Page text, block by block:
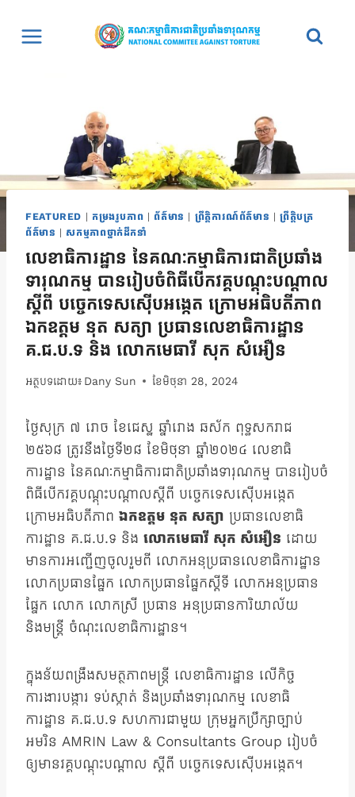
FEATURED | កម្រងរូបភាព | ព័ត៌មាន | ព្រឹត្តិការណ៍ព័ត៌មាន |ព្រឹត្តិបត្រ
ព័ត៌មាន | សកម្មភាពថ្នាក់ដឹកនាំ
លេខាធិការដ្ឋាន នៃគណៈកម្មាធិការជាតិប្រឆាំង
ទារុណកម្ម បានរៀបចំពិធីបើកវគ្គបណ្តុះបណ្តាល
ស្តីពី បច្ចេកទេសស៊ើបអង្កេត ក្រោមអធិបតីភាព
ឯកឧត្តម នុត សត្យា ប្រធានលេខាធិការដ្ឋាន
គ.ជ.ប.ទ និង លោកមេធាវី សុក សំអឿន
អត្ថបទដោយ៖ Dany Sun ខែ​មិថុនា 28, 2024
ថ្ងៃសុក្រ ៧ រោច ខែជេស្ឋ ឆ្នាំរោង ឆស័ក ពុទ្ធសករាជ
២៥៦៨ ត្រូវនឹងថ្ងៃទី២៨ ខែមិថុនា ឆ្នាំ២០២៤ លេខាធិ
ការដ្ឋាន នៃគណៈកម្មាធិការជាតិប្រឆាំងទារុណកម្ម បានរៀបចំ
ពិធីបើកវគ្គបណ្តុះបណ្តាលស្តីពី បច្ចេកទេសស៊ើបអង្កេត
ក្រោមអធិបតីភាព ឯកឧត្តម នុត សត្យា ប្រធានលេខាធិ
ការដ្ឋាន គ.ជ.ប.ទ និង លោកមេធាវី សុក សំអឿន ដោយ
មានការអញ្ជើញចូលរួមពី លោកអនុប្រធានលេខាធិការដ្ឋាន
លោកប្រធានផ្នែក លោកប្រធានផ្នែកស្តីទី លោកអនុប្រធាន
ផ្នែក លោក លោកស្រី ប្រធាន អនុប្រធានការិយាល័យ
និងមន្រ្តី ចំណុះលេខាធិការដ្ឋាន។
ក្នុងន័យពង្រឹងសមត្ថភាពមន្រ្តី លេខាធិការដ្ឋាន លើកិច្ច
ការងារបង្ការ ទប់ស្កាត់ និងប្រឆាំងទារុណកម្ម លេខាធិ
ការដ្ឋាន គ.ជ.ប.ទ សហការជាមួយ ក្រុមអ្នកប្រឹក្សាច្បាប់
អមរិន AMRIN Law & Consultants Group រៀបចំ
ឲ្យមានវគ្គបណ្ដុះបណ្ដាល ស្ដីពី បច្ចេកទេសស៊ើបអង្កេត។